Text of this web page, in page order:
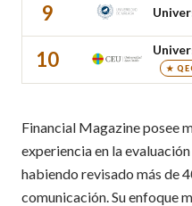
9
10 ★
Financial Magazine posee
experiencia en la
habiendo revisado más de
comunicación. Su enfoque